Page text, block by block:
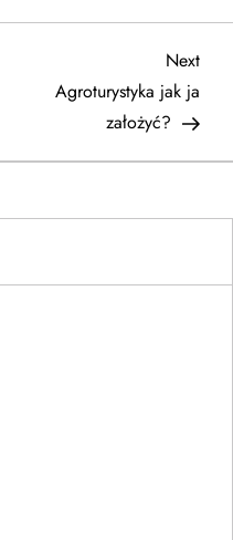
Next
Next
Agroturystyka jak ja
założyć?